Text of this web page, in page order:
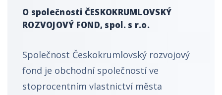
O společnosti ČESKOKRUMLOVSKÝ
ROZVOJOVÝ FOND, spol. s r.o.
Společnost Českokrumlovský rozvojový
fond je obchodní společností ve
stoprocentním vlastnictví města